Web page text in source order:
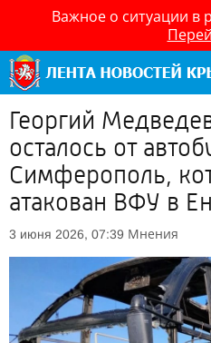
Важное о ситуации в
Георгий
осталось от
Симферополь,
атакован ВФУ в
3 июня 2026, 07:39 Мнения